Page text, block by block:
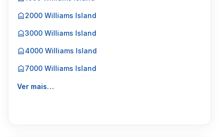
2000 Williams Island
3000 Williams Island
4000 Williams Island
7000 Williams Island
Ver mais…